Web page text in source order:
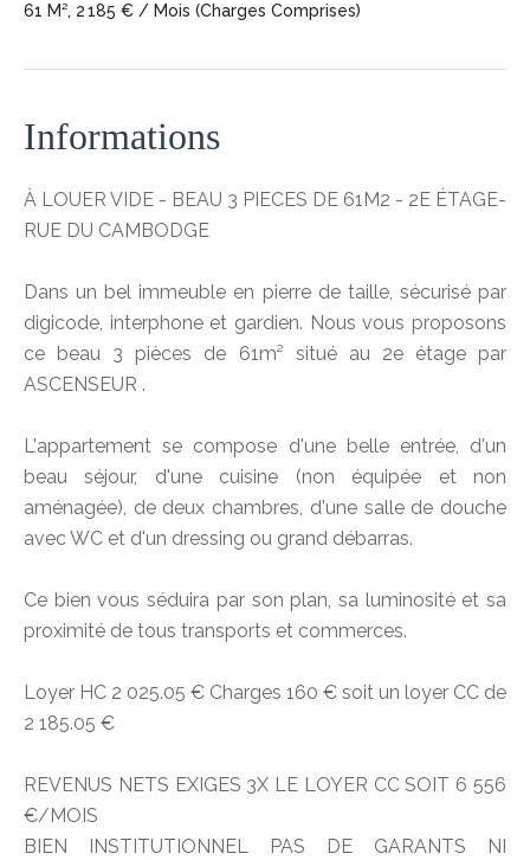
61 M², 2 185 € / Mois (Charges Comprises)
Informations
À LOUER VIDE - BEAU 3 PIECES DE 61M2 - 2E ÉTAGE-
RUE DU CAMBODGE
Dans un bel immeuble en pierre de taille, sécurisé par
digicode, interphone et gardien. Nous vous proposons
ce beau 3 pièces de 61m² situé au 2e étage par
ASCENSEUR .
L'appartement se compose d'une belle entrée, d'un
beau séjour, d'une cuisine (non équipée et non
aménagée), de deux chambres, d'une salle de douche
avec WC et d'un dressing ou grand débarras.
Ce bien vous séduira par son plan, sa luminosité et sa
proximité de tous transports et commerces.
Loyer HC 2 025.05 € Charges 160 € soit un loyer CC de
2 185.05 €
REVENUS NETS EXIGES 3X LE LOYER CC SOIT 6 556
€/MOIS
BIEN INSTITUTIONNEL PAS DE GARANTS NI